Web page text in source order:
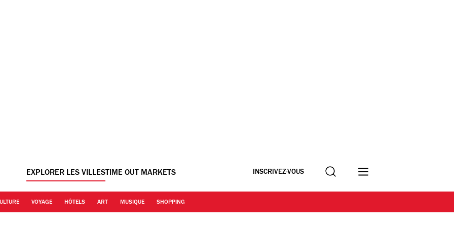
EXPLORER LES VILLESTIME OUT MARKETS INSCRIVEZ-VOUS Recherche
VOYAGE HÔTELS ART MUSIQUE SHOPPING